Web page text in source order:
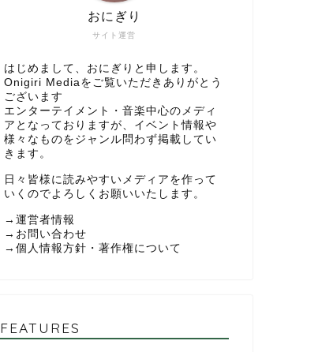
サイト運営
おにぎり
はじめまして、おにぎりと申します。
Onigiri Mediaをご覧いただきありがとう
ございます
エンターテイメント・音楽中心のメディ
アとなっておりますが、イベント情報や
様々なものをジャンル問わず掲載してい
きます。
日々皆様に読みやすいメディアを作って
いくのでよろしくお願いいたします。
→ 運営者情報
→ お問い合わせ
→ 個人情報方針・著作権について
FEATURES